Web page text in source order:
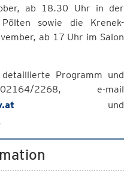
ab 18.30 Uhr in der
sowie die Krenek-
ab 17 Uhr im Salon
Programm und
2268, e-mail
und